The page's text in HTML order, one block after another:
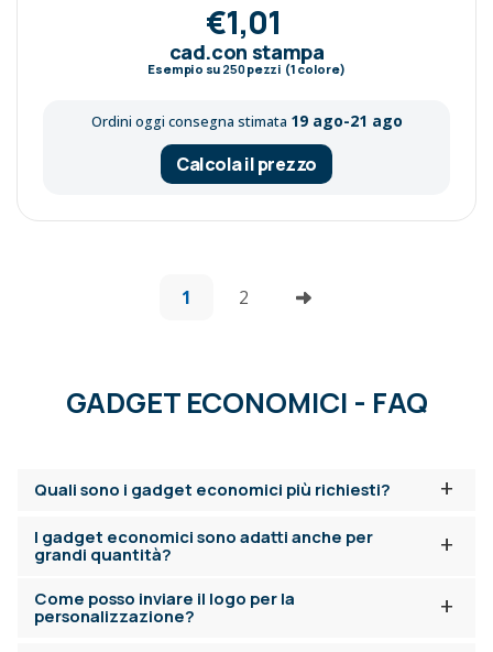
€1,01
cad.con stampa
Esempio su 250pezzi (1 colore)
Ordini oggi consegna stimata 19 ago-21 ago
Calcola il prezzo
1 2
GADGET ECONOMICI - FAQ
+
Quali sono i gadget economici più richiesti?
+
I gadget economici sono adatti anche per
grandi quantità?
+
Come posso inviare il logo per la
personalizzazione?